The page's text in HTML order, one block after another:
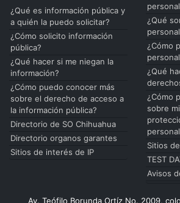
¿Qué es información pública y
a quién la puedo solicitar?
¿Cómo solicito información
pública?
¿Qué hacer si me niegan la
información?
¿Cómo puedo conocer más
sobre el derecho de acceso a
la información pública?
Directorio de SO Chihuahua
Directorio organos garantes
Sitios de interés de IP
¿Qué
¿Cómo
¿Qué
¿Cómo
sobre
Sitios
TEST
Avisos
Av. Teófilo Borunda Ortíz No. 2009,